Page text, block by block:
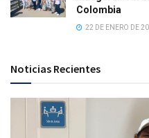
Colombia
22 DE ENERO DE
Noticias Recientes